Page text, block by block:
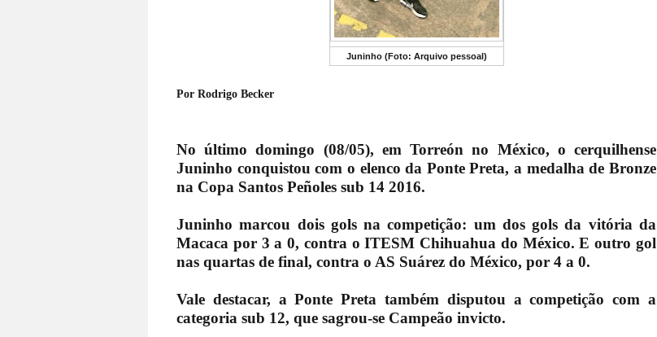
Juninho (Foto: Arquivo pessoal)
Por Rodrigo Becker
No último domingo (08/05), em Torreón no México, o cerquilhense
Juninho conquistou com o elenco da Ponte Preta, a medalha de Bronze
na Copa Santos Peñoles sub 14 2016.
Juninho marcou dois gols na competição: um dos gols da vitória da
Macaca por 3 a 0, contra o ITESM Chihuahua do México. E outro gol
nas quartas de final, contra o AS Suárez do México, por 4 a 0.
Vale destacar, a Ponte Preta também disputou a competição com a
categoria sub 12, que sagrou-se Campeão invicto.